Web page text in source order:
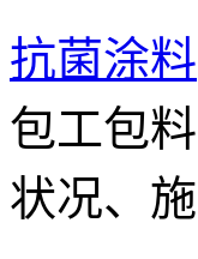
抗菌涂料
包工包
状况、